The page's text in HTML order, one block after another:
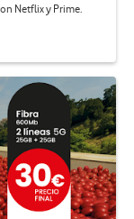
Netflix y Prime.